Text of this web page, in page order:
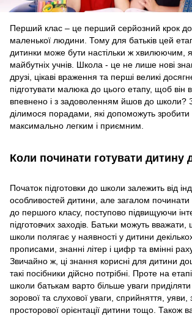
Перший клас – це перший серйозний крок до
маленької людини. Тому для батьків цей етап
дитинки може бути настільки ж хвилюючим,
майбутніх учнів. Школа - це не лише нові
друзі, цікаві враження та перші великі
підготувати малюка до цього етапу, щоб він
впевнено і з задоволенням йшов до школи?
ділимося порадами, які допоможуть зробити
максимально легким і приємним.
Коли починати готувати дитину
Початок підготовки до школи залежить від
особливостей дитини, але загалом починати
до першого класу, поступово підвищуючи
підготовчих заходів. Батьки можуть вважати,
школи полягає у наявності у дитини
прописами, знанні літер і цифр та вмінні
Звичайно ж, ці знання корисні для дитини
такі посібники дійсно потрібні. Проте на
школи батькам варто більше уваги приділяти
зорової та слухової уваги, сприйняття, уяви,
просторової орієнтації дитини тощо. Також